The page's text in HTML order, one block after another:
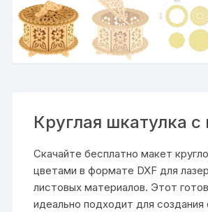
Круглая шкатулка с
Скачайте бесплатно макет
цветами в формате DXF для
листовых материалов. Этот
идеально подходит для создания